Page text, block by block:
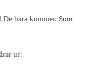
De bara kommer. Som
ur!